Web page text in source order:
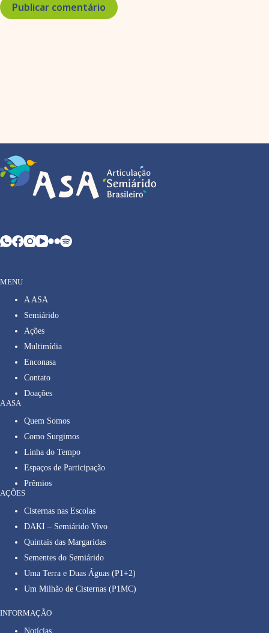
Publicar comentário
MENU
A ASA
Semiárido
Ações
Multimídia
Enconasa
Contato
Doações
A ASA
Quem Somos
Como Surgimos
Linha do Tempo
Espaços de Participação
Prêmios
AÇÕES
Cisternas nas Escolas
DAKI – Semiárido Vivo
Quintais das Margaridas
Sementes do Semiárido
Uma Terra e Duas Águas (P1+2)
Um Milhão de Cisternas (P1MC)
INFORMAÇÃO
Notícias